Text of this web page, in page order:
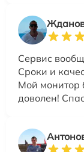
Сервис
Сроки и
Мой монитор
доволен!